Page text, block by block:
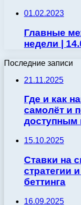
01.02.2023
Главные
недели |
Последние записи
21.11.2025
Где и как
самолёт и
доступным
15.10.2025
Ставки на
стратегии
беттинга
16.09.2025